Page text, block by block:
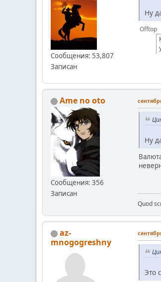
Сообщения: 53,807
Записан
Ну
Offtop
Ame no oto
Сообщения: 356
Записан
Ну
Quod
az-
mnogogreshny
Это